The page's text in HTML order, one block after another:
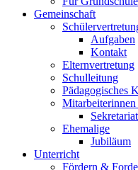
Gemeinschaft
Aufgaben
Kontakt
Elternvertretung
Schulleitung
Pädagogisches
Sekretariat
Ehemalige
Jubiläum
Unterricht
Fördern &